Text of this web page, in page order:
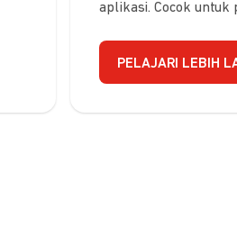
aplikasi. Cocok untuk
PELAJARI LEBIH